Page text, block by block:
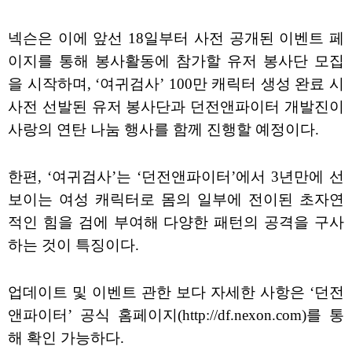
넥슨은 이에 앞선 18일부터 사전 공개된 이벤트 페
이지를 통해 봉사활동에 참가할 유저 봉사단 모집
을 시작하며, ‘여귀검사’ 100만 캐릭터 생성 완료 시
사전 선발된 유저 봉사단과 던전앤파이터 개발진이
사랑의 연탄 나눔 행사를 함께 진행할 예정이다.
한편, ‘여귀검사’는 ‘던전앤파이터’에서 3년만에 선
보이는 여성 캐릭터로 몸의 일부에 전이된 초자연
적인 힘을 검에 부여해 다양한 패턴의 공격을 구사
하는 것이 특징이다.
업데이트 및 이벤트 관한 보다 자세한 사항은 ‘던전
앤파이터’ 공식 홈페이지(http://df.nexon.com)를 통
해 확인 가능하다.